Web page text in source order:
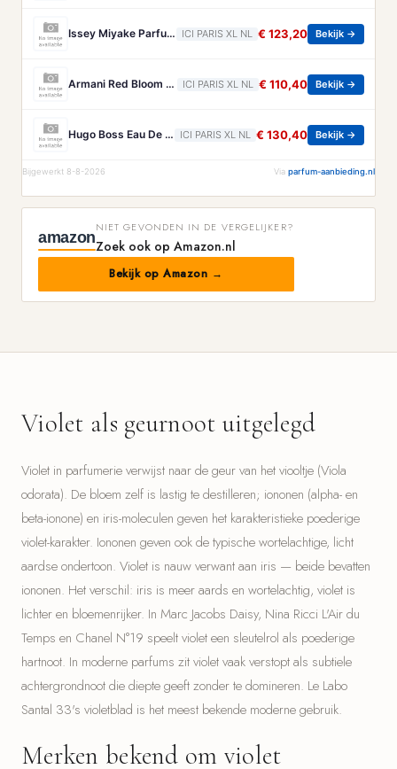
Issey Miyake Parfum Issey Miyake - Le Sel D'issey Parfum - 100 ML ICI PARIS XL NL € 123,20 Bekijk →
Armani Red Bloom Eau De Parfum Bloemig Amberachtig Fruitig Parfum Voor Dames Armani - Sì Passione Red Bloom Eau De Parfum - Bloemig Amberachtig Fruitig Parfum Voor Dames - 50 ML ICI PARIS XL NL € 110,40 Bekijk →
Hugo Boss Eau De Parfum Hugo Boss - Boss Bottled Beyond For Her Eau De Parfum - 100 ML ICI PARIS XL NL € 130,40 Bekijk →
Bijgewerkt 8-8-2026 Via parfum-aanbieding.nl
amazon
NIET GEVONDEN IN DE VERGELIJKER?
Zoek ook op Amazon.nl
Bekijk op Amazon →
Violet als geurnoot uitgelegd
Violet in parfumerie verwijst naar de geur van het viooltje (Viola
odorata). De bloem zelf is lastig te destilleren; iononen (alpha- en
beta-ionone) en iris-moleculen geven het karakteristieke poederige
violet-karakter. Iononen geven ook de typische wortelachtige, licht
aardse ondertoon. Violet is nauw verwant aan iris — beide bevatten
iononen. Het verschil: iris is meer aards en wortelachtig, violet is
lichter en bloemenrijker. In Marc Jacobs Daisy, Nina Ricci L'Air du
Temps en Chanel N°19 speelt violet een sleutelrol als poederige
hartnoot. In moderne parfums zit violet vaak verstopt als subtiele
achtergrondnoot die diepte geeft zonder te domineren. Le Labo
Santal 33's violetblad is het meest bekende moderne gebruik.
Merken bekend om violet